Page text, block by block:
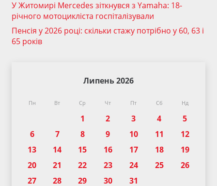
У Житомирі Mercedes зіткнувся з Yamaha: 18-
річного мотоцикліста госпіталізували
Пенсія у 2026 році: скільки стажу потрібно у 60, 63 і
65 років
Липень 2026
Пн Вт Ср Чт Пт Сб Нд
1 2 3 4
5
6
7 8 9 10 11
12
13
14 15 16 17 18
19
20
21 22 23 24 25
26
27
28 29 30 31